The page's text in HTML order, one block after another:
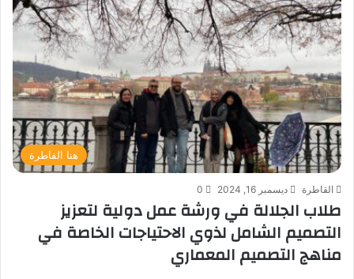
هنا القاطرة
القاطرة ديسمبر 16, 2024 0
طلاب الجلالة في ورشة عمل دولية لتعزيز
التصميم الشامل لذوي الاحتياجات الخاصة في
مناهج التصميم المعماري